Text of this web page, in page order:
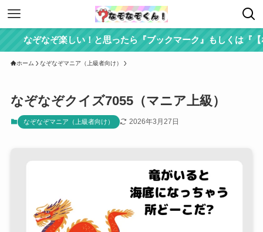
なぞなぞ楽しい！と思ったら『ブックマーク』もしくは『【な
ホーム なぞなぞマニア（上級者向け）
なぞなぞクイズ7055（マニア上級）
なぞなぞマニア（上級者向け） 2026年3月27日